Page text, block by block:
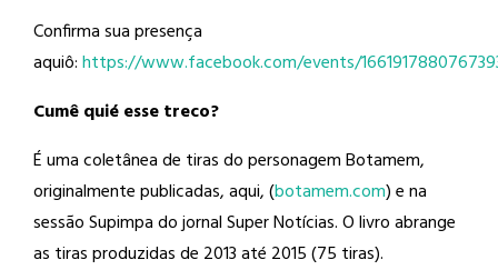
Confirma sua presença
aquiô:https://www.facebook.com/events/
Cumê quié esse treco?
É uma coletânea de tiras do personagem Botamem,
originalmente publicadas, aqui, (botamem.com) e na
sessão Supimpa do jornal Super Notícias. O livro abrange
as tiras produzidas de 2013 até 2015 (75 tiras).